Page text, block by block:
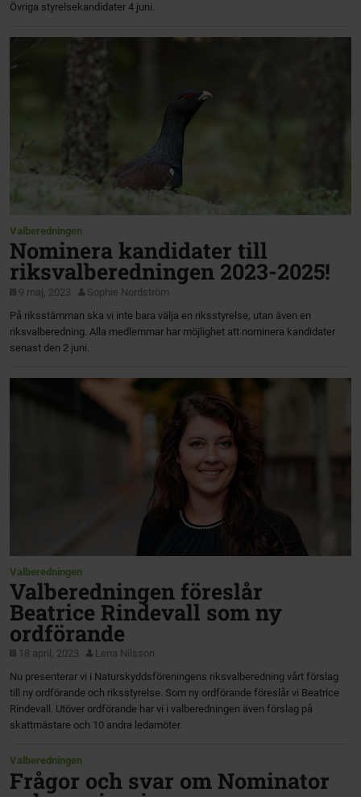
Övriga styrelsekandidater 4 juni.
Valberedningen
Nominera kandidater till
riksvalberedningen 2023-2025!
9 maj, 2023
Sophie Nordström
På riksstämman ska vi inte bara välja en riksstyrelse, utan även en
riksvalberedning. Alla medlemmar har möjlighet att nominera kandidater
senast den 2 juni.
Valberedningen
Valberedningen föreslår
Beatrice Rindevall som ny
ordförande
18 april, 2023
Lena Nilsson
Nu presenterar vi i Naturskyddsföreningens riksvalberedning vårt förslag
till ny ordförande och riksstyrelse. Som ny ordförande föreslår vi Beatrice
Rindevall. Utöver ordförande har vi i valberedningen även förslag på
skattmästare och 10 andra ledamöter.
Valberedningen
Frågor och svar om Nominator